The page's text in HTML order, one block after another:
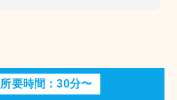
所要時間：30分〜